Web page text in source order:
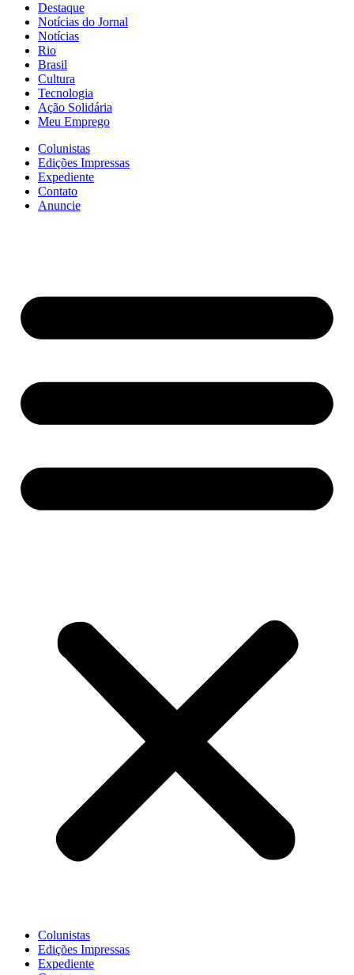
Destaque
Notícias do Jornal
Notícias
Rio
Brasil
Cultura
Tecnologia
Ação Solidária
Meu Emprego
Colunistas
Edições Impressas
Expediente
Contato
Anuncie
Colunistas
Edições Impressas
Expediente